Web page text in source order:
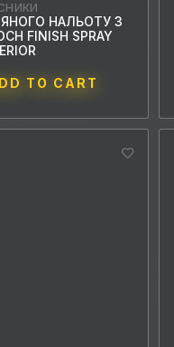
НАЛЬОТУ З
FINISH SPRAY
TO CART